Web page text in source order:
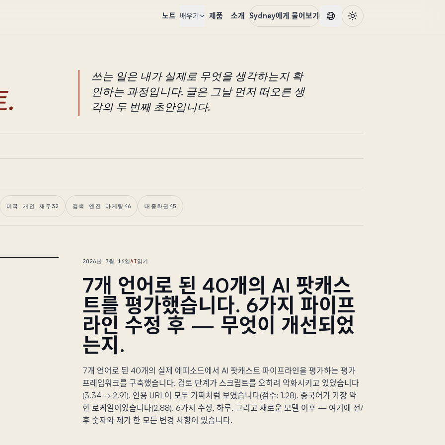
노트 배우기 제품 소개 Sydney에게 물어보기
.
쓰는 일은 내가 실제로 무엇을 생각하는지 확
인하는 과정입니다. 글은 그날 먼저 떠오른 생
각의 두 번째 초안입니다.
미국 개인 재무32 검색 엔진 마케팅 46 대중화권 45
2026년 7월 16일AI읽기
7개 언어로 된 40개의 AI 팟캐스
트를 평가했습니다. 6가지 파이프
라인 수정 후 — 무엇이 개선되었
는지.
7개 언어로 된 40개의 실제 에피소드에서 AI 팟캐스트 파이프라인을 평가하는 평가
프레임워크를 구축했습니다. 검토 단계가 스크립트를 오히려 악화시키고 있었습니다
(3.34 → 2.91). 인용 URL이 모두 가짜처럼 보였습니다(점수: 1.28). 중국어가 가장 약
한 로케일이었습니다(2.88). 6가지 수정, 하루, 그리고 새로운 모델 이후 — 여기에 전/
후 숫자와 제가 한 모든 변경 사항이 있습니다.